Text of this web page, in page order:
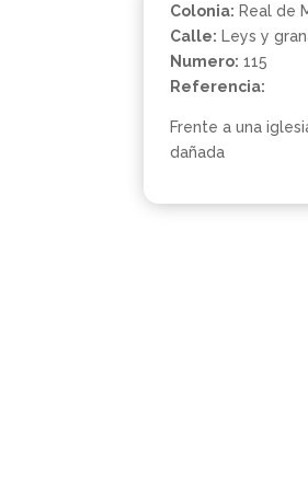
Colonia: Real de
Calle: Leys y
Numero: 115
Referencia:
Frente a una
dañada